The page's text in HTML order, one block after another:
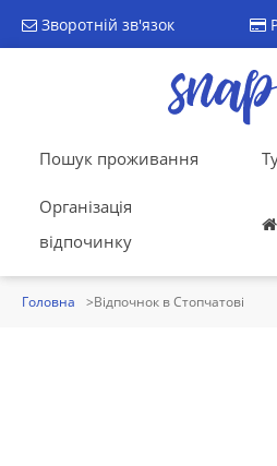
Зворотній зв'язок
Пошук проживання
Організація
відпочинку
Головна Відпочнок в Стопчатові